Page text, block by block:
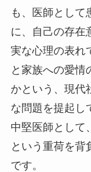
も、医師として
に、自己の存在
実な心理の表れ
と家族への愛情
かという、現代
な問題を提起し
中堅医師として
という重荷を背
です。